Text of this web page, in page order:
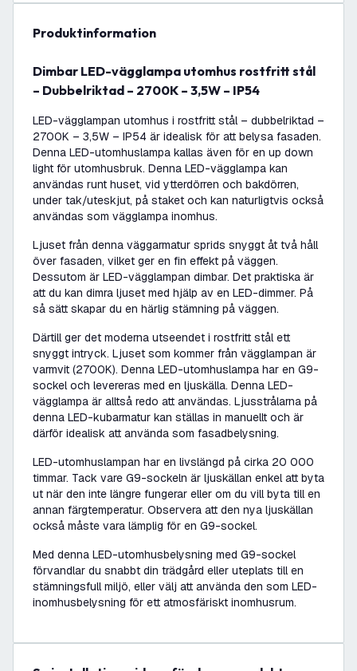
produktinformation
Dimbar LED-vägglampa utomhus rostfritt stål
– Dubbelriktad – 2700K – 3,5W – IP54
LED-vägglampan utomhus i rostfritt stål – dubbelriktad –
2700K – 3,5W – IP54 är idealisk för att belysa fasaden.
Denna LED-utomhuslampa kallas även för en up down
light för utomhusbruk. Denna LED-vägglampa kan
användas runt huset, vid ytterdörren och bakdörren,
under tak/uteskjut, på staket och kan naturligtvis också
användas som vägglampa inomhus.
Ljuset från denna väggarmatur sprids snyggt åt två håll
över fasaden, vilket ger en fin effekt på väggen.
Dessutom är LED-vägglampan dimbar. Det praktiska är
att du kan dimra ljuset med hjälp av en LED-dimmer. På
så sätt skapar du en härlig stämning på väggen.
Därtill ger det moderna utseendet i rostfritt stål ett
snyggt intryck. Ljuset som kommer från vägglampan är
varmvit (2700K). Denna LED-utomhuslampa har en G9-
sockel och levereras med en ljuskälla. Denna LED-
vägglampa är alltså redo att användas. Ljusstrålarna på
denna LED-kubarmatur kan ställas in manuellt och är
därför idealisk att använda som fasadbelysning.
LED-utomhuslampan har en livslängd på cirka 20 000
timmar. Tack vare G9-sockeln är ljuskällan enkel att byta
ut när den inte längre fungerar eller om du vill byta till en
annan färgtemperatur. Observera att den nya ljuskällan
också måste vara lämplig för en G9-sockel.
Med denna LED-utomhusbelysning med G9-sockel
förvandlar du snabbt din trädgård eller uteplats till en
stämningsfull miljö, eller välj att använda den som LED-
inomhusbelysning för ett atmosfäriskt inomhusrum.